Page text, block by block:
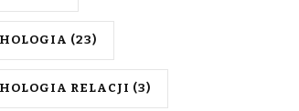
(23)
RELACJI (3)